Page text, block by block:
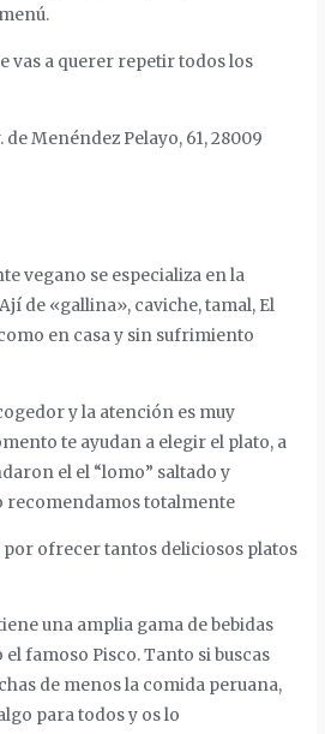
vas a querer repetir todos los
de Menéndez Pelayo, 61, 28009
vegano se especializa en la
Ají de «gallina», caviche, tamal, El
en casa y sin sufrimiento
y la atención es muy
te ayudan a elegir el plato, a
el el “lomo” saltado y
recomendamos totalmente
por ofrecer tantos deliciosos platos
una amplia gama de bebidas
famoso Pisco. Tanto si buscas
de menos la comida peruana,
para todos y os lo